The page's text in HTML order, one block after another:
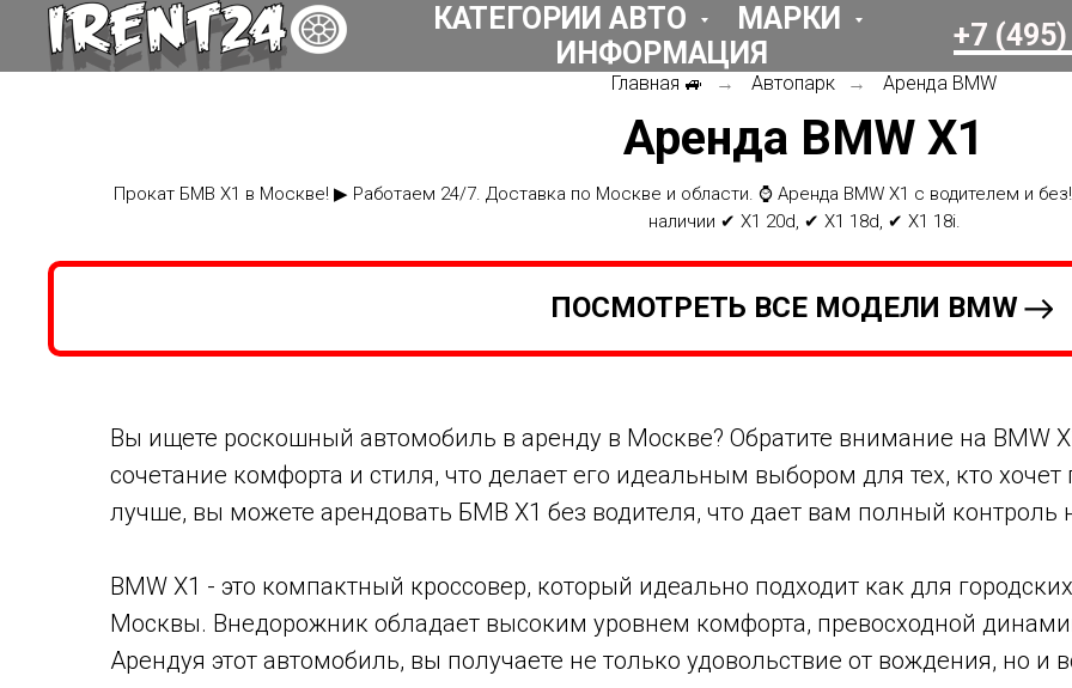
КАТЕГОРИИ АВТО
МАРКИ
ИНФОРМАЦИЯ
+7
Главная 🚙 → Автопарк → Аренда BMW
Аренда BMW X1
Прокат БМВ Х1 в Москве! ▶ Работаем 24/7. Доставка по Москве и области. ⌚ Аренда BMW X1 с водителем и
наличии ✔ X1 20d, ✔ X1 18d, ✔ X1 18i.
ПОСМОТРЕТЬ ВСЕ МОДЕЛИ BMW
Вы ищете роскошный автомобиль в аренду в Москве? Обратите внимание на BMW
сочетание комфорта и стиля, что делает его идеальным выбором для тех, кто
лучше, вы можете арендовать БМВ Х1 без водителя, что дает вам полный контроль
BMW X1 - это компактный кроссовер, который идеально подходит как для
Москвы. Внедорожник обладает высоким уровнем комфорта, превосходной
Арендуя этот автомобиль, вы получаете не только удовольствие от вождения, но и